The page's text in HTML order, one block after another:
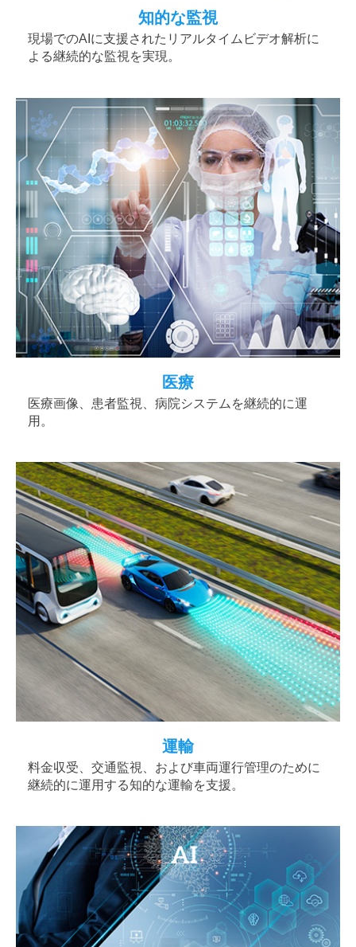
知的な監視
現場でのAIに支援されたリアルタイムビデオ解析に
よる継続的な監視を実現。
医療
医療画像、患者監視、病院システムを継続的に運
用。
運輸
料金収受、交通監視、および車両運行管理のために
継続的に運用する知的な運輸を支援。